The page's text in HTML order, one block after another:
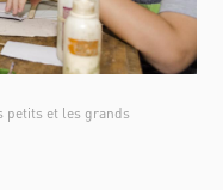
petits et les grands